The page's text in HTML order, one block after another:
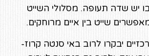
יש שדה תעופה. מסלולי השייט
שייט בין איים מרוחקים.
יבקרו לרוב באי סנטה קרוז-